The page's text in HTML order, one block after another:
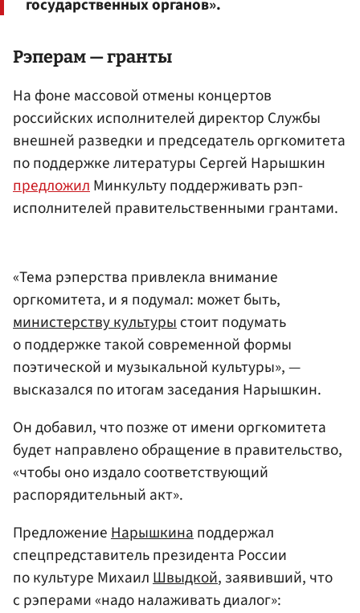
государственных органов».
Рэперам — гранты
На фоне массовой отмены концертов
российских исполнителей директор Службы
внешней разведки и председатель оргкомитета
по поддержке литературы Сергей Нарышкин
предложилМинкульту поддерживать рэп-
исполнителей правительственными грантами.
«Тема рэперства привлекла внимание
оргкомитета, и я подумал: может быть,
министерству культурыстоит подумать
о поддержке такой современной формы
поэтической и музыкальной культуры», —
высказался по итогам заседания Нарышкин.
Он добавил, что позже от имени оргкомитета
будет направлено обращение в правительство,
«чтобы оно издало соответствующий
распорядительный акт».
ПредложениеНарышкинаподдержал
спецпредставитель президента России
по культуре МихаилШвыдкой, заявивший, что
с рэперами «надо налаживать диалог»: